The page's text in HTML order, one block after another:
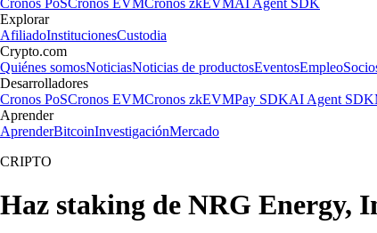
Cronos PoSCronos EVMCronos zkEVMAI Agent SDK
Explorar
AfiliadoInstitucionesCustodia
Crypto.com
Quiénes somosNoticiasNoticias de productosEventosEmpleo
Desarrolladores
Cronos PoSCronos EVMCronos zkEVMPay SDKAI Agent SDK
Aprender
AprenderBitcoinInvestigaciónMercado
CRIPTO
Haz staking de NRG Energy,